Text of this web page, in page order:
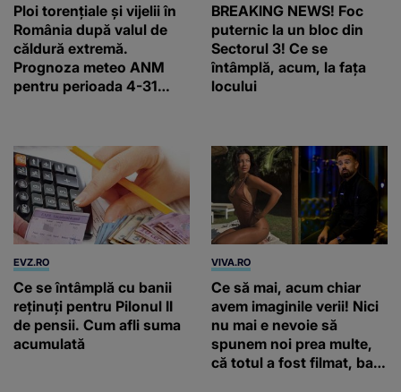
Ploi torențiale și vijelii în
România după valul de
căldură extremă.
Prognoza meteo ANM
pentru perioada 4-31
BREAKING NEWS! Foc
puternic la un bloc din
Sectorul 3! Ce se
întâmplă, acum, la fața
locului
EVZ.RO
Ce se întâmplă cu banii
reținuți pentru Pilonul II
de pensii. Cum afli suma
acumulată
VIVA.RO
Ce să mai, acum chiar
avem imaginile verii! Nici
nu mai e nevoie să
spunem noi prea multe,
că totul a fost filmat, ba